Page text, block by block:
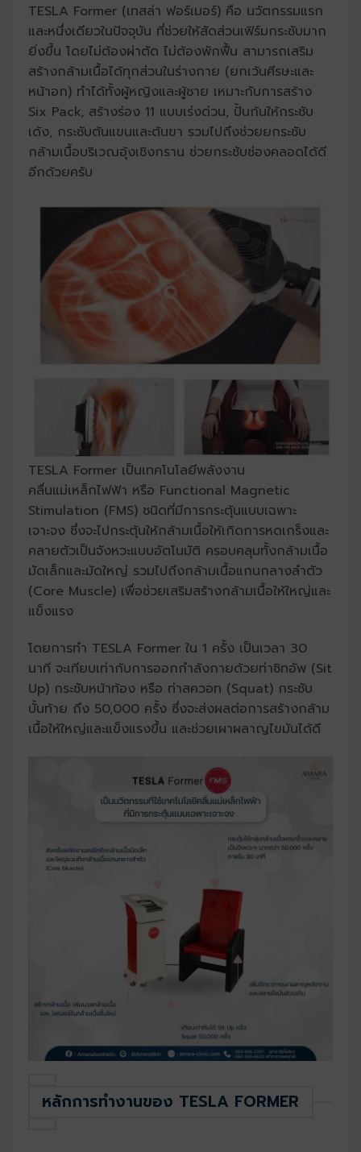
TESLA Former (เทสล่า ฟอร์เมอร์) คือ นวัตกรรมแรก
และหนึ่งเดียวในปัจจุบัน ที่ช่วยให้สัดส่วนเฟิร์มกระชับมาก
ยิ่งขึ้น โดยไม่ต้องผ่าตัด ไม่ต้องพักฟื้น สามารถเสริม
สร้างกล้ามเนื้อได้ทุกส่วนในร่างกาย (ยกเว้นศีรษะและ
หน้าอก) ทำได้ทั้งผู้หญิงและผู้ชาย เหมาะกับการสร้าง
Six Pack, สร้างร่อง 11 แบบเร่งด่วน, ปั้นก้นให้กระชับ
เด้ง, กระชับต้นแขนและต้นขา รวมไปถึงช่วยยกระชับ
กล้ามเนื้อบริเวณอุ้งเชิงกราน ช่วยกระชับช่องคลอดได้ดี
อีกด้วยครับ
TESLA Former เป็นเทคโนโลยีพลังงาน
คลื่นแม่เหล็กไฟฟ้า หรือ Functional Magnetic
Stimulation (FMS) ชนิดที่มีการกระตุ้นแบบเฉพาะ
เจาะจง ซึ่งจะไปกระตุ้นให้กล้ามเนื้อให้เกิดการหดเกร็งและ
คลายตัวเป็นจังหวะแบบอัตโนมัติ ครอบคลุมทั้งกล้ามเนื้อ
มัดเล็กและมัดใหญ่ รวมไปถึงกล้ามเนื้อแกนกลางลำตัว
(Core Muscle) เพื่อช่วยเสริมสร้างกล้ามเนื้อให้ใหญ่และ
แข็งแรง
โดยการทำ TESLA Former ใน 1 ครั้ง เป็นเวลา 30
นาที จะเทียบเท่ากับการออกกำลังกายด้วยท่าซิทอัพ (Sit
Up) กระชับหน้าท้อง หรือ ท่าสควอท (Squat) กระชับ
บั้นท้าย ถึง 50,000 ครั้ง ซึ่งจะส่งผลต่อการสร้างกล้าม
เนื้อให้ใหญ่และแข็งแรงขึ้น และช่วยเผาผลาญไขมันได้ดี
หลักการทำงานของ TESLA FORMER